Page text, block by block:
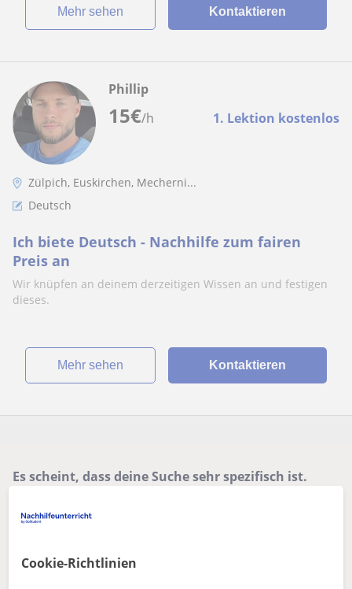
Mehr sehen Kontaktieren
15€/h 1. Lektion kostenlos
Phillip
Zülpich, Euskirchen, Mecherni...
Deutsch
Ich biete Deutsch - Nachhilfe zum fairen
Preis an
Wir knüpfen an deinem derzeitigen Wissen an und festigen
dieses.
Mehr sehen Kontaktieren
Es scheint, dass deine Suche sehr spezifisch ist.
oder speichere sie – wir benachrichtigen dich, sobald
Filter entfernen
Cookie-Richtlinien